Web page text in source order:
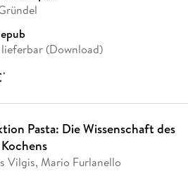
(Download)
*
Pasta: Die Wissenschaft des
Vilgis, Mario Furlanello